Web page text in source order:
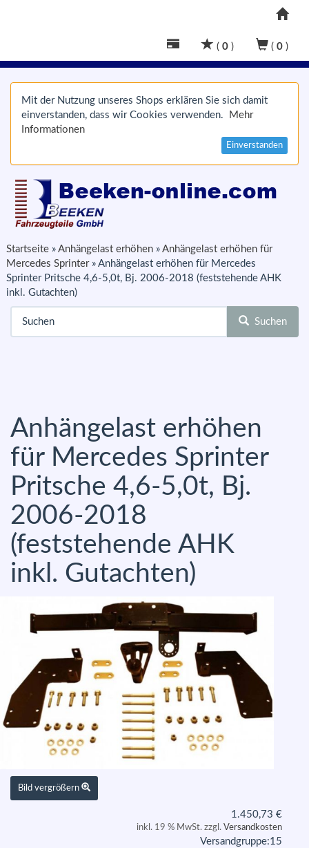
( 0 ) ( 0 )
Mit der Nutzung unseres Shops erklären Sie sich damit
einverstanden, dass wir Cookies verwenden.
Mehr
Informationen
Einverstanden
Startseite » Anhängelast erhöhen » Anhängelast erhöhen für
Mercedes Sprinter» Anhängelast erhöhen für Mercedes
Sprinter Pritsche 4,6-5,0t, Bj. 2006-2018 (feststehende AHK
inkl. Gutachten)
Suchen
Anhängelast erhöhen
für Mercedes Sprinter
Pritsche 4,6-5,0t, Bj.
2006-2018
(feststehende AHK
inkl. Gutachten)
Bild vergrößern
1.450,73 €
inkl. 19 % MwSt. zzgl. Versandkosten
Versandgruppe:15